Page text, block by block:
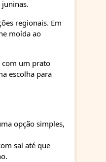
regionais. Em
moída ao
com um prato
escolha para
opção simples,
sal até que